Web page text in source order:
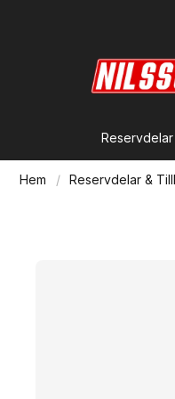
Hem Reservdelar &